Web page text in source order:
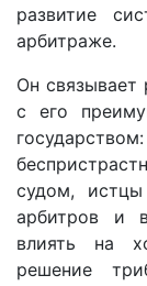
развитие
арбитраже.
Он связывает
с его
судом, истцы
арбитров и
влиять на
решение